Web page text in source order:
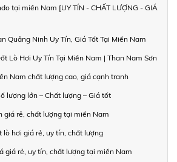
tại miền Nam [UY TÍN - CHẤT LƯỢNG - GIÁ
Quảng Ninh Uy Tín, Giá Tốt Tại Miền Nam
Lò Hơi Uy Tín Tại Miền Nam | Than Nam Sơn
Nam chất lượng cao, giá cạnh tranh
lượng lớn – Chất lượng – Giá tốt
giá rẻ, chất lượng tại miền Nam
lò hơi giá rẻ, uy tín, chất lượng
giá rẻ, uy tín, chất lượng tại miền Nam